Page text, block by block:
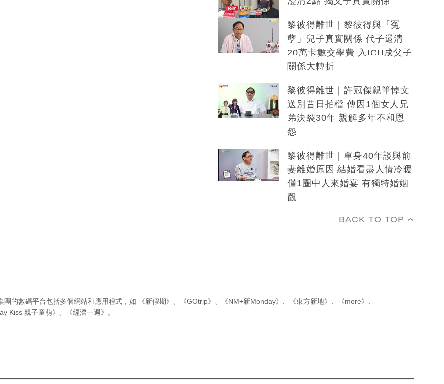
黎彼得離世｜黎彼得與「冤
孽」兒子真實關係 代子還清
20萬卡數交學費 入ICU成父子
關係大轉折
黎彼得離世｜許冠傑親筆悼文
送別昔日拍檔 傳因1個女人兄
弟決裂30年 親解多年不和恩
怨
黎彼得離世｜單身40年談與前
妻離婚原因 結婚看盡人情冷暖
僅1圈中人來婚宴 有獨特婚姻
觀
BACK TO TOP
團的數碼平台包括多個網站和應用程式，如 《新假期》 《GOtrip》 《NM+新Monday》 《東方新地》 《more》
Kiss 親子童萌》
《經濟一週》 。